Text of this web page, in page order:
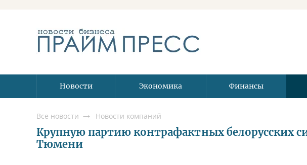
Новости Экономика Финансы
Все новости Новости компаний
Крупную партию контрафактных белорусских
Тюмени